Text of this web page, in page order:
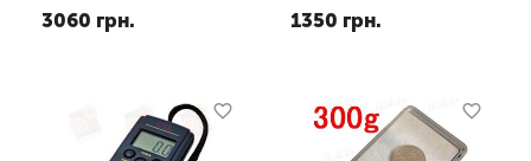
3060 грн.
гр с дискретой 0.1 грамма
1350 грн.